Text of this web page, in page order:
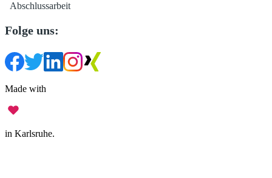
Abschlussarbeit
Folge uns:
Made with
in Karlsruhe.